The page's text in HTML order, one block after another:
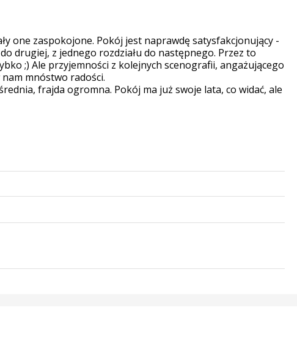
one zaspokojone. Pokój jest naprawdę satysfakcjonujący -
drugiej, z jednego rozdziału do następnego. Przez to
;) Ale przyjemności z kolejnych scenografii, angażującego
mnóstwo radości.
frajda ogromna. Pokój ma już swoje lata, co widać, ale